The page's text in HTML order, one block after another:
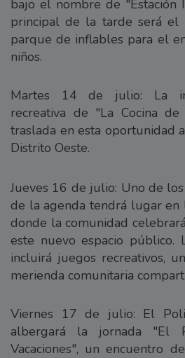
bajo el nombre de "Estación
principal de la tarde será el
parque de inflables para el
niños.
Martes 14 de julio: La
recreativa de "La Cocina
traslada en esta oportunidad
Distrito Oeste.
Jueves 16 de julio: Uno de
de la agenda tendrá lugar en
donde la comunidad
este nuevo espacio público.
incluirá juegos recreativos,
merienda comunitaria
Viernes 17 de julio: El
albergará la jornada "El
Vacaciones", un encuentro